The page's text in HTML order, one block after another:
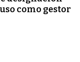
como gestor